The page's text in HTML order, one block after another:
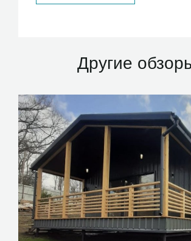
Другие